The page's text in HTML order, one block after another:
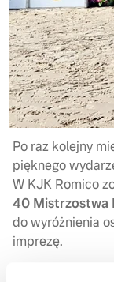
Po raz kolejny
pięknego
W KJK Romico
40 Mistrzostwa
do wyróżnienia
imprezę.
Jak zawsze